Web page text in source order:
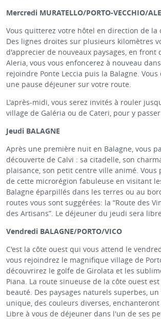
Mercredi MURATELLO/PORTO-VECCHIO/
Vous quitterez votre hôtel en direction de la
Des lignes droites sur plusieurs kilomètres
d'apprecier de nouveaux paysages, en front
Aleria, vous vous enfoncerez à nouveau
rejoindre Ponte Leccia puis la Balagne.
une pause déjeuner sur votre route.
L'après-midi, vous serez invités à rouler
village de Galéria ou de Cateri, pour y
Jeudi BALAGNE
Après une première nuit en Balagne, vous
découverte de Calvi : sa citadelle, son
plaisance, son petit centre ville animé. Vous
de cette microrégion fabuleuse en visitant
Balagne éparpillés dans les terres ou au
routes vous sont suggérées: la “Route des
des Artisans”. Le déjeuner du jeudi sera libre.
Vendredi BALAGNE/PORTO/VICO
C'est la côte ouest qui vous attend le
vous rejoindrez le magnifique village de
découvrirez le golfe de Girolata et les
Piana. La route sinueuse de la côte ouest
beauté. Des paysages naturels superbes,
unique, des couleurs diverses, enchanteront
Libre à vous de déjeuner dans l'un de ses